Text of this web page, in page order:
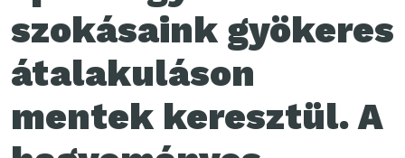
szokásaink gyökeres
átalakuláson
mentek keresztül. A